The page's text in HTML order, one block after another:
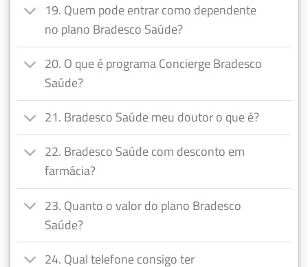
19. Quem pode entrar como dependente
no plano Bradesco Saúde?
20. O que é programa Concierge Bradesco
Saúde?
21. Bradesco Saúde meu doutor o que é?
22. Bradesco Saúde com desconto em
farmácia?
23. Quanto o valor do plano Bradesco
Saúde?
24. Qual telefone consigo ter